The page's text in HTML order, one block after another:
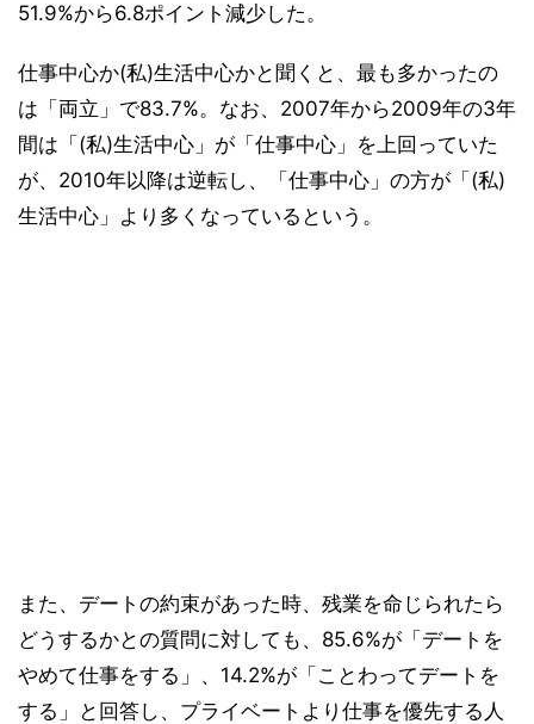
51.9%から6.8ポイント減少した。
仕事中心か(私)生活中心かと聞くと、最も多かったの
は「両立」で83.7%。なお、2007年から2009年の3年
間は「(私)生活中心」が「仕事中心」を上回っていた
が、2010年以降は逆転し、「仕事中心」の方が「(私)
生活中心」より多くなっているという。
また、デートの約束があった時、残業を命じられたら
どうするかとの質問に対しても、85.6%が「デートを
やめて仕事をする」、14.2%が「ことわってデートを
する」と回答し、プライベートより仕事を優先する人